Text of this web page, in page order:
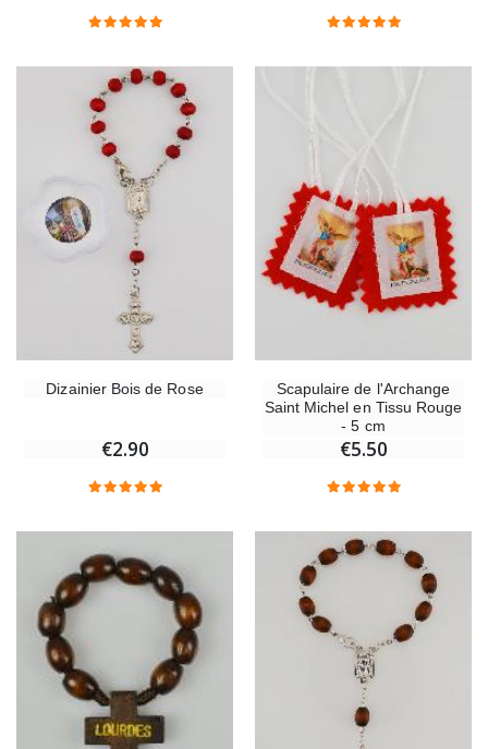
Dizainier Bois de Rose
€2.90
Scapulaire de l'Archange
Saint Michel en Tissu Rouge
- 5 cm
€5.50
€5.00
€23.00
€78.00
€4.90